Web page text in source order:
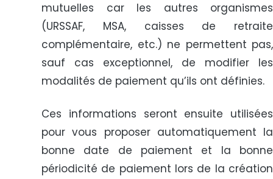
mutuelles car les autres organismes
(URSSAF, MSA, caisses de retraite
complémentaire, etc.) ne permettent pas,
sauf cas exceptionnel, de modifier les
modalités de paiement qu’ils ont définies.
Ces informations seront ensuite utilisées
pour vous proposer automatiquement la
bonne date de paiement et la bonne
périodicité de paiement lors de la création